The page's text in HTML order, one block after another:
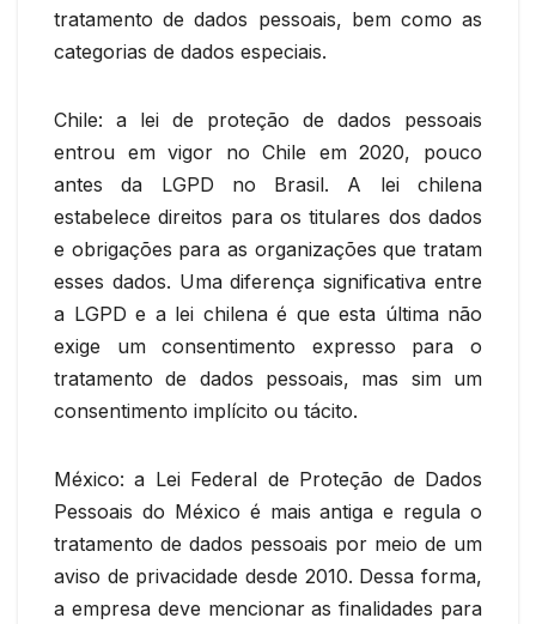
tratamento de dados pessoais, bem como as
categorias de dados especiais.
Chile: a lei de proteção de dados pessoais
entrou em vigor no Chile em 2020, pouco
antes da LGPD no Brasil. A lei chilena
estabelece direitos para os titulares dos dados
e obrigações para as organizações que tratam
esses dados. Uma diferença significativa entre
a LGPD e a lei chilena é que esta última não
exige um consentimento expresso para o
tratamento de dados pessoais, mas sim um
consentimento implícito ou tácito.
México: a Lei Federal de Proteção de Dados
Pessoais do México é mais antiga e regula o
tratamento de dados pessoais por meio de um
aviso de privacidade desde 2010. Dessa forma,
a empresa deve mencionar as finalidades para